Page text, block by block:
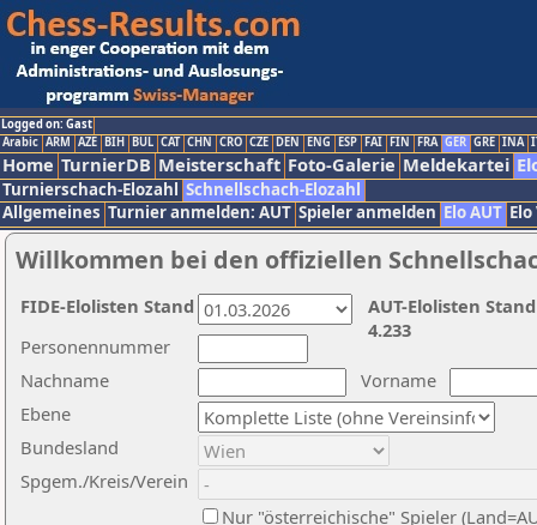
Logged on: Gast
Arabic ARM AZE BIH BUL CAT CHN CRO CZE DEN ENG ESP FAI FIN FRA GER GRE INA
Home TurnierDB Meisterschaft Foto-Galerie Meldekartei
Turnierschach-Elozahl Schnellschach-Elozahl
Allgemeines Turnier anmelden: AUT Spieler anmelden Elo AUT
Willkommen bei den offiziellen
Nachname
Vorname
Ebene
Personennummer
Bundesland
Spgem./Kreis/Verein
Nur "österreichische" Spieler
AUT-Elolisten
4.233
FIDE-Elolisten Stand